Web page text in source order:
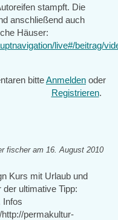
stampft. Die
anschließend auch
Häuser:
live#/beitrag/
bitteAnmelden oder
Registrieren.
fischeram 16. August 2010
Kurs mit Urlaub und
ultimative Tipp:
Infos
permakultur-